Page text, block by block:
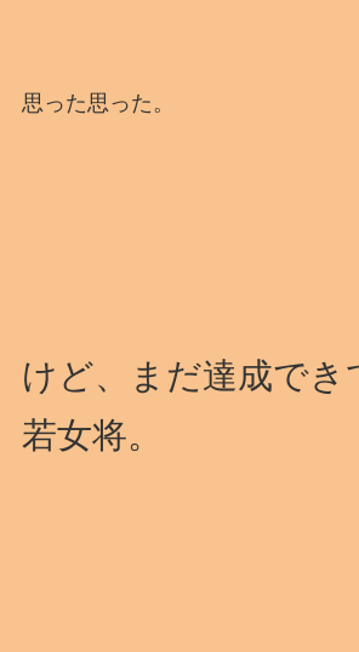
思った思った。
けど、まだ達成でき
若女将。